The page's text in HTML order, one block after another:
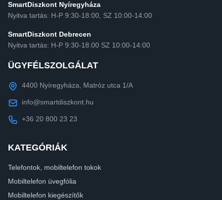
SmartDiszkont Nyíregyháza
Nyitva tartás: H-P 9:30-18:00, SZ 10:00-14:00
SmartDiszkont Debrecen
Nyitva tartás: H-P 9:30-18:00 SZ 10:00-14:00
ÜGYFÉLSZOLGÁLAT
4400 Nyíregyháza, Matróz utca 1/A
info@smartdiszkont.hu
+36 20 800 23 23
KATEGÓRIÁK
Telefontok, mobiltelefon tokok
Mobiltelefon üvegfólia
Mobiltelefon kiegészítők